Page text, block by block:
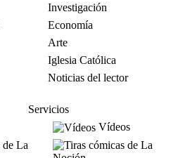
Investigación
Economía
Arte
Iglesia Católica
Noticias del lector
Servicios
Vídeos